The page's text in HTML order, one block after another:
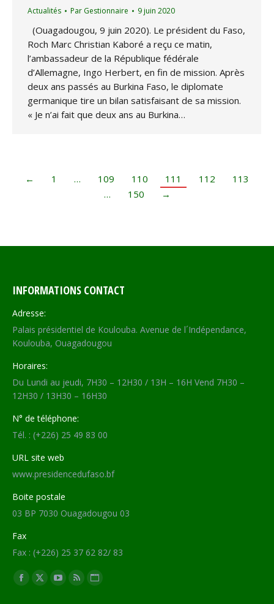
Actualités Par Gestionnaire 9 juin 2020
(Ouagadougou, 9 juin 2020). Le président du Faso,
Roch Marc Christian Kaboré a reçu ce matin,
l’ambassadeur de la République fédérale
d’Allemagne, Ingo Herbert, en fin de mission. Après
deux ans passés au Burkina Faso, le diplomate
germanique tire un bilan satisfaisant de sa mission.
« Je n’ai fait que deux ans au Burkina…
← 1 … 109 110 111 112
113
…
150 →
INFORMATIONS CONTACT
Adresse:
Palais présidentiel de Koulouba. Avenue de l´Indépendance,
Koulouba, Ouagadougou
Horaires:
Du Lundi au jeudi, 7H30 – 12H30 / 13H – 16H Vend 7H30 –
12H30 / 13H30 – 16H30
N° de téléphone:
Tél. : (+226) 25 49 83 00
URL site web
www.presidencedufaso.bf
Boite postale
03 BP 7030 Ouagadougou 03
Fax
Fax : (+226) 25 37 62 82/ 83
Trouvez nous sur :
Facebook
X
YouTube
RSS Site